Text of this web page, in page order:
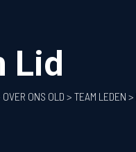
Lid
OVER ONS OLD > TEAM LEDEN >